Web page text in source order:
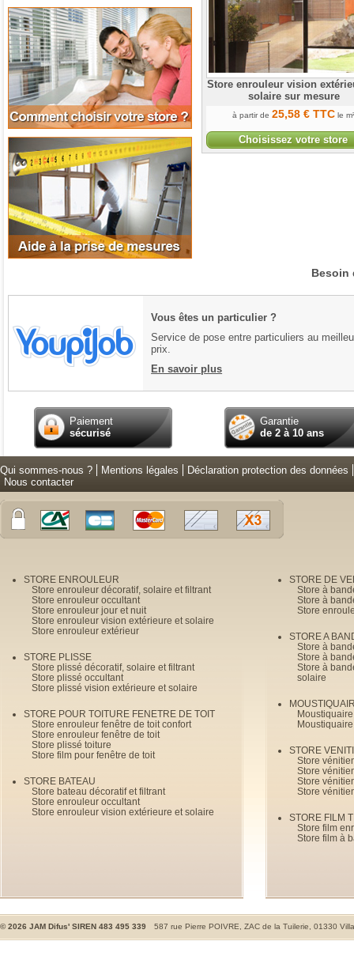
Comment choisir votre store
Aide à la prise de mesures
Store enrouleur vision
solaire sur mesure
à partir de 25,58 € TTC le m²
Choisissez votre store
Besoin
Vous êtes un particulier ?
Service de pose entre particuliers au
prix.
En savoir plus
Paiement
sécurisé
Garantie
de 2 à 10 ans
Qui sommes-nous ? Mentions légales
Déclaration protection des données
Nous contacter
STORE ENROULEUR
Store enrouleur décoratif, solaire et filtrant
Store enrouleur occultant
Store enrouleur jour et nuit
Store enrouleur vision extérieure et solaire
Store enrouleur extérieur
STORE PLISSE
Store plissé décoratif, solaire et filtrant
Store plissé occultant
Store plissé vision extérieure et solaire
STORE POUR TOITURE FENETRE DE TOIT
Store enrouleur fenêtre de toit confort
Store enrouleur fenêtre de toit
Store plissé toiture
Store film pour fenêtre de toit
STORE BATEAU
Store bateau décoratif et filtrant
Store enrouleur occultant
Store enrouleur vision extérieure et solaire
STORE DE
Store à
Store à
Store
STORE A
Store à
Store à
Store à
solaire
STORE
Store
Store
Store
Store
STORE FILM
Store film
Store film à
©2026 JAM Difus' SIREN 483 495 339 587 rue Pierre POIVRE, ZAC de la Tuilerie, 01330